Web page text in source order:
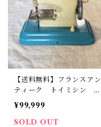
【送料無料】フランスアン
ティーク トイミシン お
もちゃのミシン ディネッ
ト【842】【フランスバイ
ヤーセレクト品】
¥99,999
SOLD OUT